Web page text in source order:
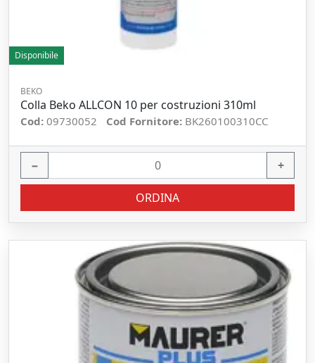
Disponibile
BEKO
Colla Beko ALLCON 10 per costruzioni 310ml
Cod: 09730052 Cod Fornitore: BK260100310CC
− +
ORDINA